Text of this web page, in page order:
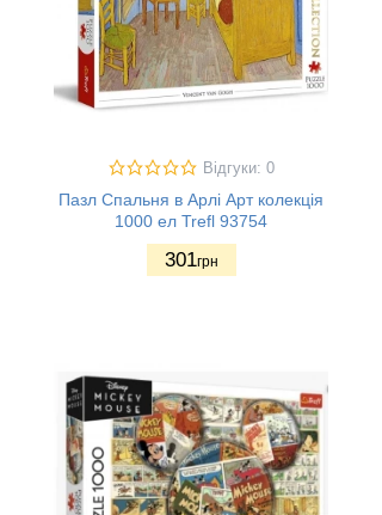
Відгуки: 0
Пазл Спальня в Арлі Арт колекція
1000 ел Trefl 93754
301грн